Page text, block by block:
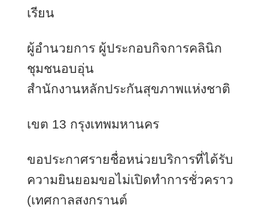
เรียน
ผู้อำนวยการ ผู้ประกอบกิจการคลินิก
ชุมชนอบอุ่น
สำนักงานหลักประกันสุขภาพแห่งชาติ
เขต 13 กรุงเทพมหานคร
ขอประกาศรายชื่อหน่วยบริการที่ได้รับ
ความยินยอมขอไม่เปิดทำการชั่วคราว
(เทศกาลสงกรานต์